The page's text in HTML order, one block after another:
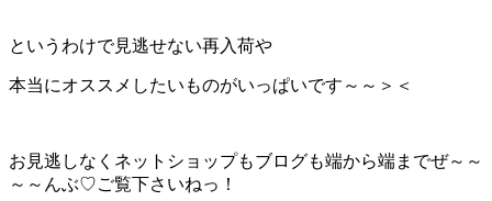
というわけで見逃せない再入荷や
本当にオススメしたいものがいっぱいです～～＞＜
お見逃しなくネットショップもブログも端から端までぜ～～
～～んぶ♡ご覧下さいねっ！